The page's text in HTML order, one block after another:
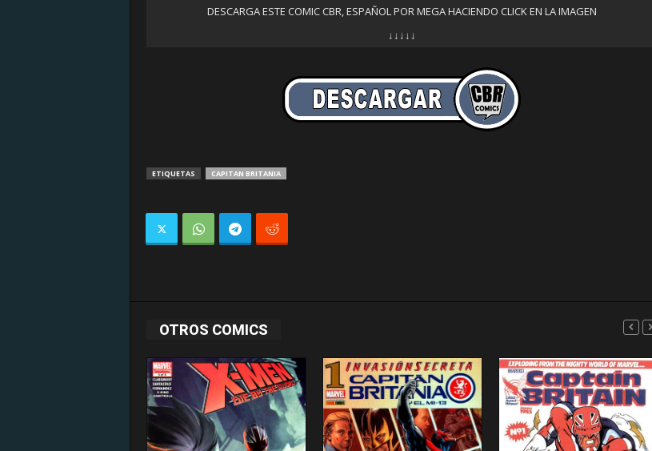
DESCARGA ESTE COMIC CBR, ESPAÑOL POR MEGA HACIENDO CLICK EN LA IMAGEN
↓↓↓↓↓
ETIQUETAS CAPITAN BRITANIA
OTROS COMICS